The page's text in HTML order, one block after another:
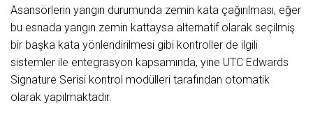
Asansörlerin yangın durumunda zemin kata çağırılması, eğer
bu esnada yangın zemin kattaysa alternatif olarak seçilmiş
bir başka kata yönlendirilmesi gibi kontroller de ilgili
sistemler ile entegrasyon kapsamında, yine UTC Edwards
Signature Serisi kontrol modülleri tarafından otomatik
olarak yapılmaktadır.